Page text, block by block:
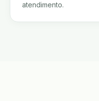
atendimento.